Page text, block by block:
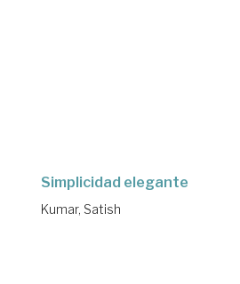
Simplicidad elegante
Kumar, Satish